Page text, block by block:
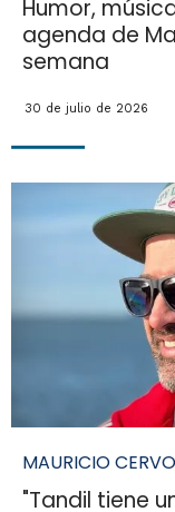
Humor,
agenda de
semana
30 de julio de 2026
MAURICIO
"Tandil tiene